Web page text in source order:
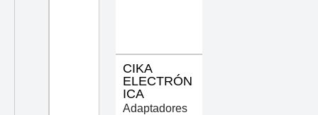
CIKA
ELECTRÓN
ICA
Adaptadores